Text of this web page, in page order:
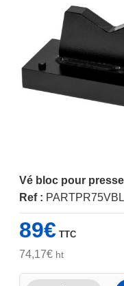
Vé bloc pour
Ref :
89€ TTC
74,17€ht